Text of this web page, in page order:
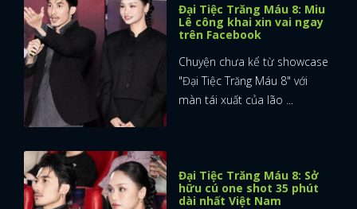
Đại Tiệc Trăng Máu 8: Miu
Lê công khai xin vai ngay
trên Facebook
Chuyện chưa kể từ showcase
"Đại Tiệc Trăng Máu 8" với
màn tái xuất của lão ...
Đại Tiệc Trăng Máu 8: Sở
hữu cú one shot 35 phút
dài nhất Việt Nam